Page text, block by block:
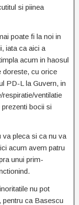
si piinea
poate fi la noi in
iata ca aici a
acum in haosul
doreste, cu orice
PD-L la Guvern, in
ventilatie
bocii si
va pleca si ca nu va
acum avem patru
unui prim-
nu pot
pentru ca Basescu